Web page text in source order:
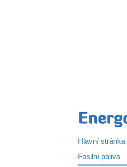
Hlavní stránka
Fosilní paliva